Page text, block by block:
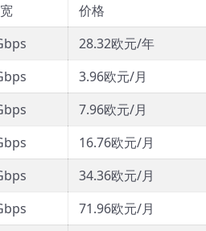
价格
28.32欧元/年
3.96欧元/月
7.96欧元/月
16.76欧元/月
34.36欧元/月
71.96欧元/月